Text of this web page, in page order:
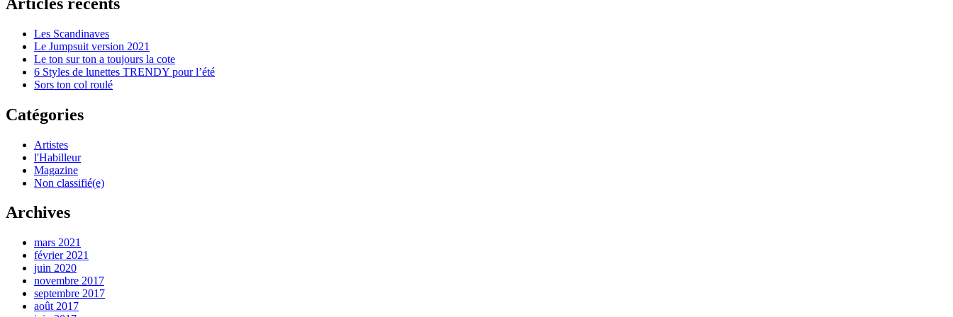
Les Scandinaves
Le Jumpsuit version 2021
Le ton sur ton a toujours la cote
6 Styles de lunettes TRENDY pour l’été
Sors ton col roulé
Catégories
Artistes
l'Habilleur
Magazine
Non classifié(e)
Archives
mars 2021
février 2021
juin 2020
novembre 2017
septembre 2017
août 2017